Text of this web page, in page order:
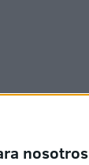
nosotros